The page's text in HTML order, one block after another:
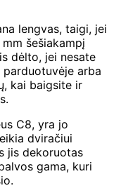
lengvas, taigi, jei
šešiakampį
dėlto, jei nesate
arba
kai baigsite ir
C8, yra jo
dviračiui
jis dekoruotas
gama, kuri